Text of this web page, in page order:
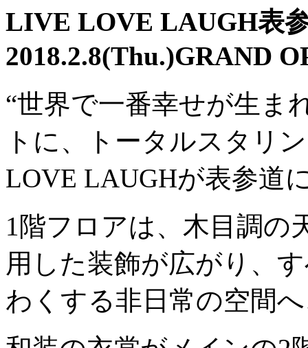
LIVE LOVE LAUGH表
2018.2.8(Thu.)GRAND
“世界で一番幸せが生ま
トに、トータルスタリ
LOVE LAUGHが表参道
1階フロアは、木目調の
用した装飾が広がり、
わくする非日常の空間